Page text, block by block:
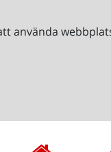
använda